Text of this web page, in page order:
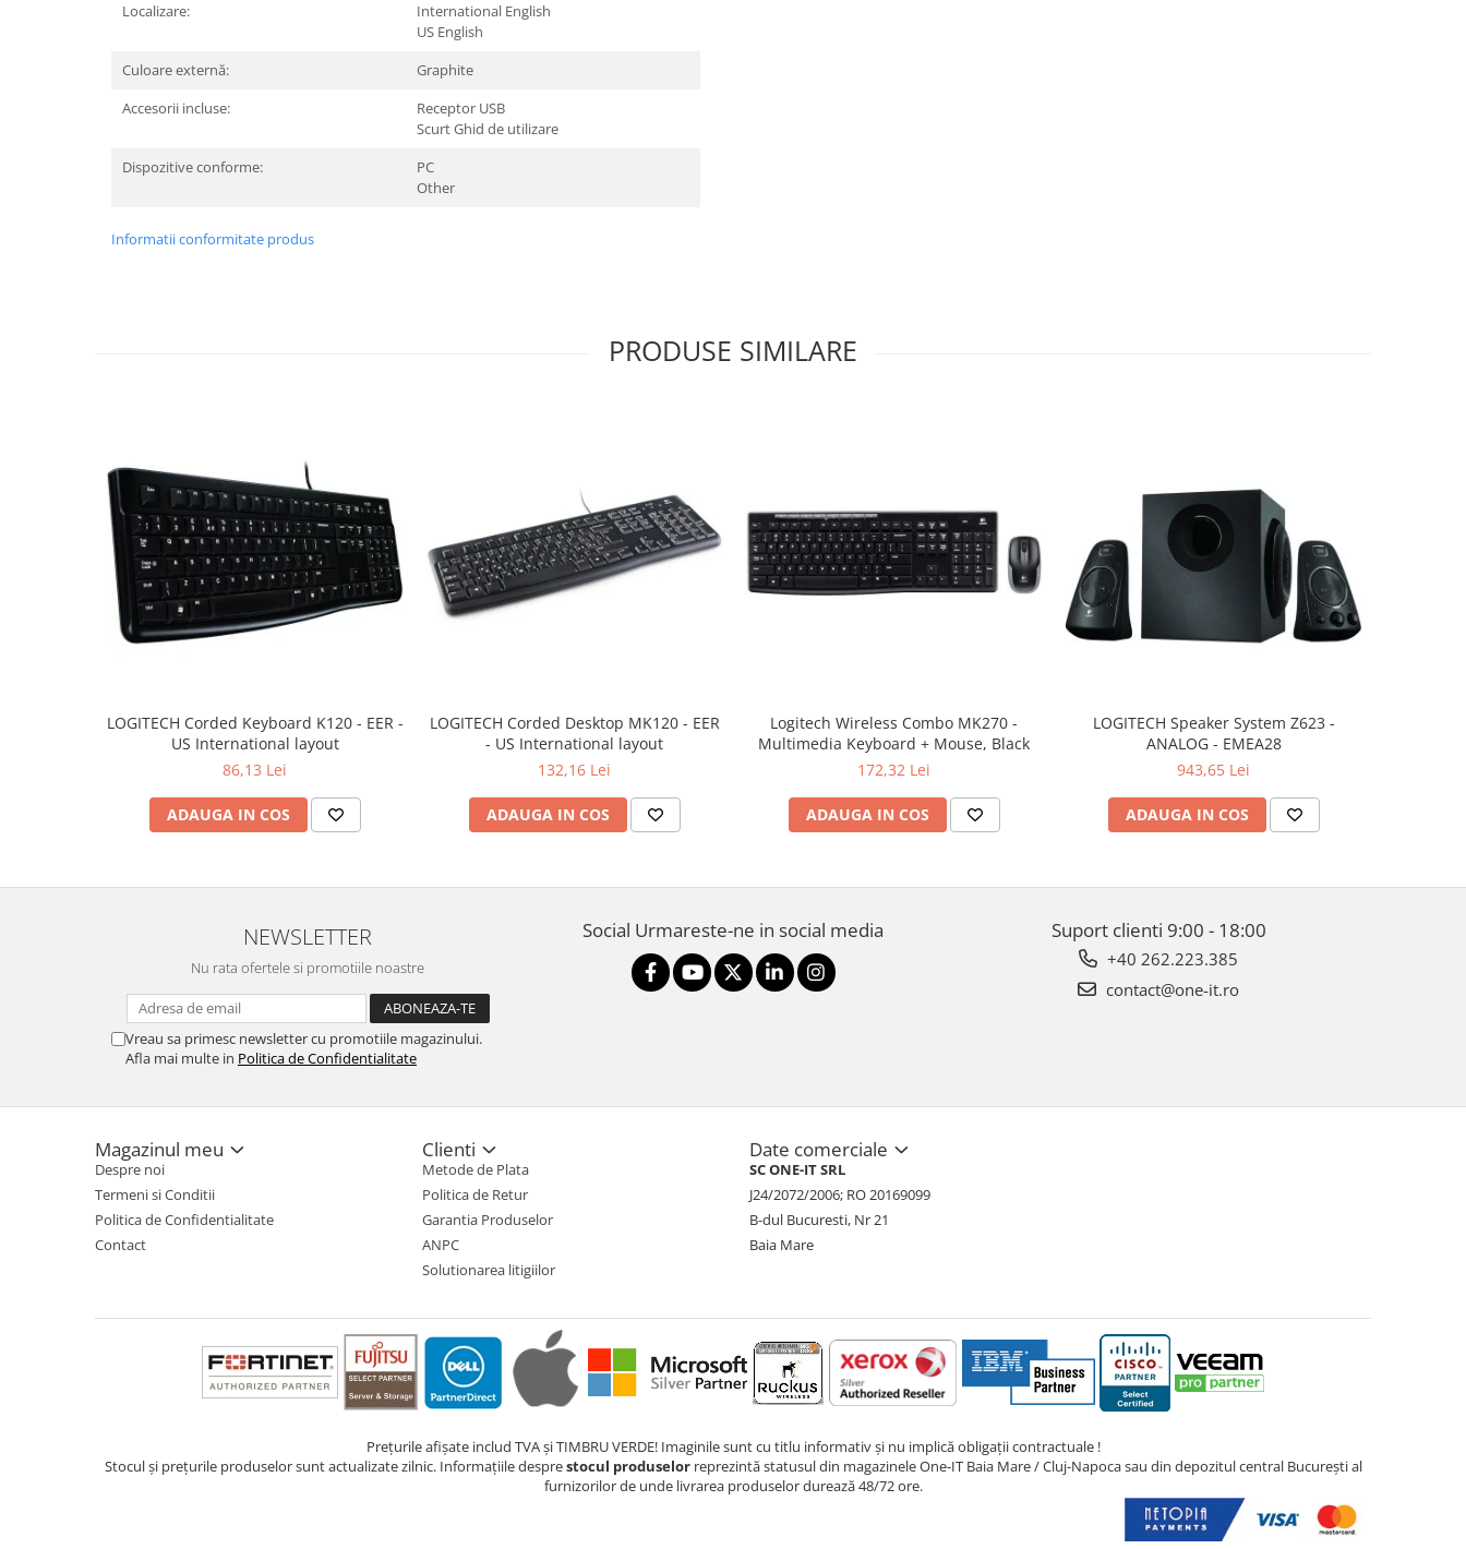
Imprimante 3D
TV, Multimedia & Electronice
Localizare:
International English
US English
Culoare externă:
Graphite
Accesorii incluse:
Receptor USB
Scurt Ghid de utilizare
Dispozitive conforme:
PC
Other
Informatii conformitate produs
PRODUSE SIMILARE
LOGITECH Corded Keyboard K120 - EER -
US International layout
86,13 Lei
ADAUGA IN COS
LOGITECH Corded Desktop MK120 - EER
- US International layout
132,16 Lei
ADAUGA IN COS
Logitech Wireless Combo MK270 -
Multimedia Keyboard + Mouse, Black
172,32 Lei
ADAUGA IN COS
LOGITECH Speaker System Z623 -
ANALOG - EMEA28
943,65 Lei
ADAUGA IN COS
NEWSLETTER
Nu rata ofertele si promotiile noastre
Vreau sa primesc newsletter cu promotiile magazinului.
Afla mai multe in Politica de Confidentialitate
Social Urmareste-ne in social media Suport clienti 9:00 - 18:00
+40 262.223.385
contact@one-it.ro
Magazinul meu
Despre noi
Termeni si Conditii
Politica de Confidentialitate
Contact
Clienti
Metode de Plata
Politica de Retur
Garantia Produselor
ANPC
Solutionarea litigiilor
Date comerciale
SC ONE-IT SRL
J24/2072/2006; RO 20169099
B-dul Bucuresti, Nr 21
Baia Mare
Prețurile afișate includ TVA și TIMBRU VERDE! Imaginile sunt cu titlu informativ și nu implică obligații contractuale !
Stocul și prețurile produselor sunt actualizate zilnic. Informațiile desprestocul produselorreprezintă statusul din magazinele One-IT Baia Mare / Cluj-Napoca sau din depozitul central București al
furnizorilor de unde livrarea produselor durează 48/72 ore.